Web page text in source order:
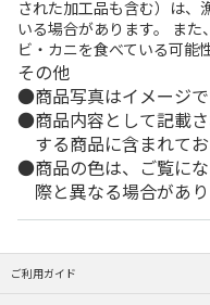
された加工品も含む）は、
いる場合があります。 ま
ビ・カニを食べている可能
その他
商品写真はイメージで
商品内容として記載
する商品に含まれてお
商品の色は、ご覧に
際と異なる場合があり
ご利用ガイド